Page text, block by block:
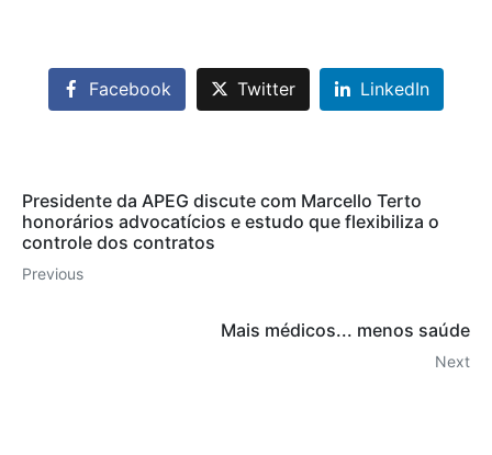
Facebook Twitter LinkedIn
Presidente da APEG discute com Marcello Terto
honorários advocatícios e estudo que flexibiliza o
controle dos contratos
Previous
Mais médicos... menos saúde
Next